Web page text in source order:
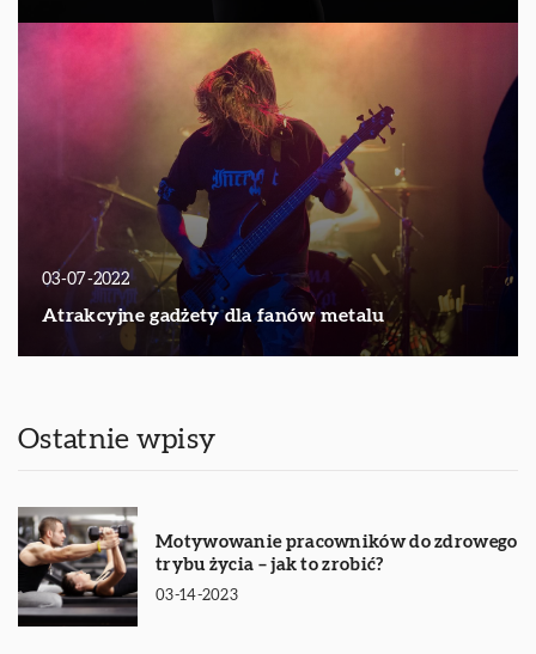
03-07-2022
Atrakcyjne gadżety dla fanów metalu
Ostatnie wpisy
Motywowanie pracowników do zdrowego
trybu życia – jak to zrobić?
03-14-2023